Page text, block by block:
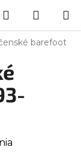
Hľadať
KOŠÍK
barefoot